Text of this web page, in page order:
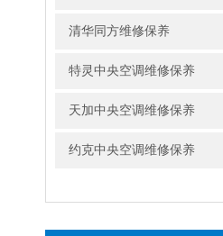
清华同方维修保养
特灵中央空调维修保养
天加中央空调维修保养
约克中央空调维修保养